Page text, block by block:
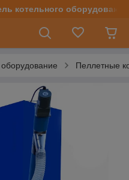
котельного оборудования
Пеллетные